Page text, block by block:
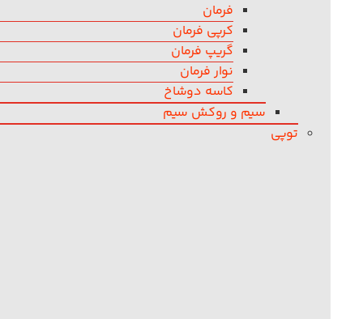
فرمان
کرپی فرمان
گریپ فرمان
نوار فرمان
کاسه دوشاخ
سیم و روکش سیم
توپی